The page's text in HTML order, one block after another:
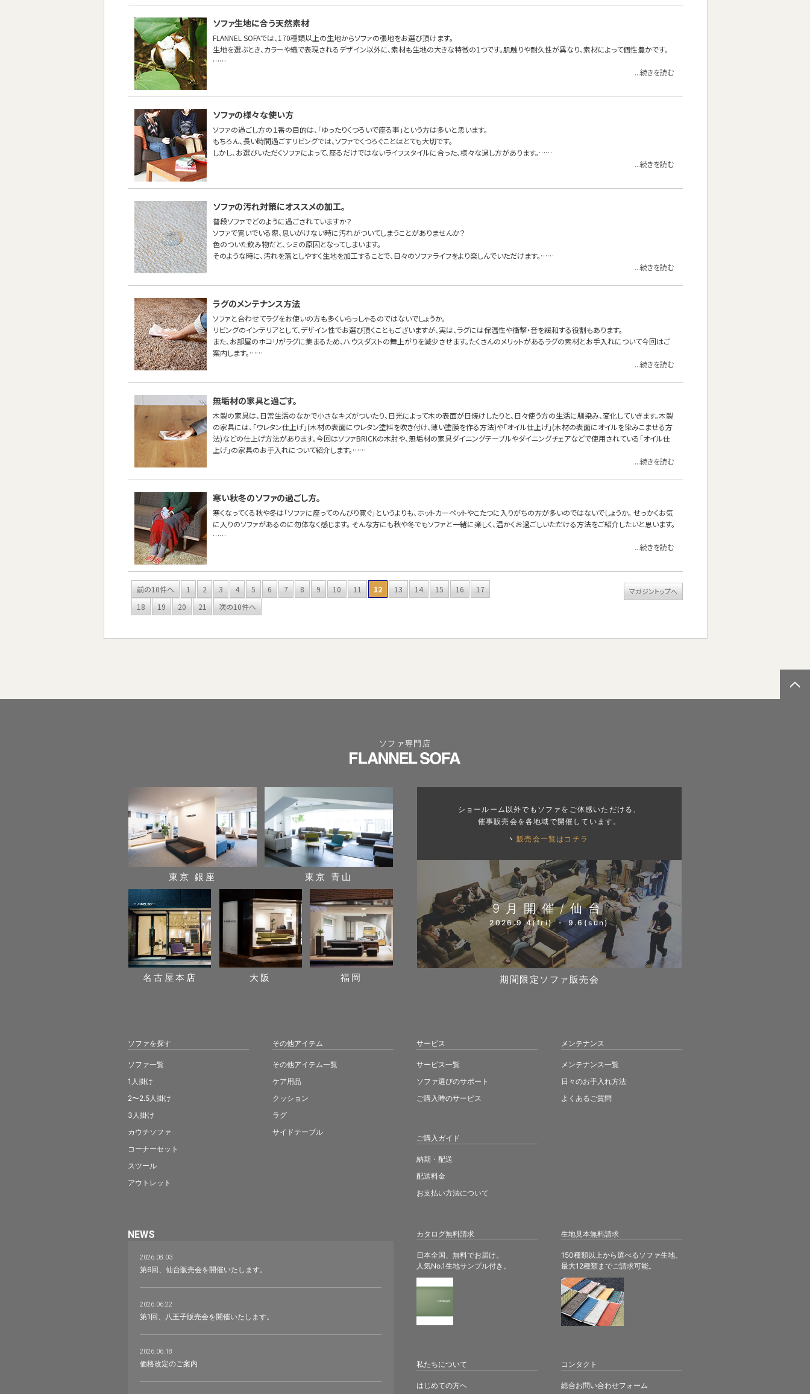
ソファ生地に合う天然素材
FLANNEL SOFAでは、170種類以上の生地からソファの張地をお選び頂けます。
生地を選ぶとき、カラーや織で表現されるデザイン以外に、素材も生地の大きな特徴の1つです。肌触りや耐久性が異なり、素材によって個性豊かです。
……
...続きを読む
ソファの様々な使い方
ソファの過ごし方の１番の目的は、「ゆったりくつろいで座る事」という方は多いと思います。
もちろん、長い時間過ごすリビングでは、ソファでくつろぐことはとても大切です。
しかし、お選びいただくソファによって、座るだけではないライフスタイルに合った、様々な過し方があります。……
...続きを読む
ソファの汚れ対策にオススメの加工。
普段ソファでどのように過ごされていますか？
ソファで寛いでいる際、思いがけない時に汚れがついてしまうことがありませんか？
色のついた飲み物だと、シミの原因となってしまいます。
そのような時に、汚れを落としやすく生地を加工することで、日々のソファライフをより楽しんでいただけます。……
...続きを読む
ラグのメンテナンス方法
ソファと合わせてラグをお使いの方も多くいらっしゃるのではないでしょうか。
リビングのインテリアとして、デザイン性でお選び頂くこともございますが、実は、ラグには保温性や衝撃・音を緩和する役割もあります。
また、お部屋のホコリがラグに集まるため、ハウスダストの舞上がりを減少させます。たくさんのメリットがあるラグの素材とお手入れについて今回はご
案内します。……
...続きを読む
無垢材の家具と過ごす。
木製の家具は、日常生活のなかで小さなキズがついたり、日光によって木の表面が日焼けしたりと、日々使う方の生活に馴染み、変化していきます。木製
の家具には、「ウレタン仕上げ」(木材の表面にウレタン塗料を吹き付け、薄い塗膜を作る方法)や「オイル仕上げ」(木材の表面にオイルを染みこませる方
法)などの仕上げ方法があります。今回はソファBRICKの木肘や、無垢材の家具ダイニングテーブルやダイニングチェアなどで使用されている「オイル仕
上げ」の家具のお手入れについて紹介します。……
...続きを読む
寒い秋冬のソファの過ごし方。
寒くなってくる秋や冬は「ソファに座ってのんびり寛ぐ」というよりも、ホットカーペットやこたつに入りがちの方が多いのではないでしょうか。 せっかくお気
に入りのソファがあるのに勿体なく感じます。 そんな方にも秋や冬でもソファと一緒に楽しく、温かくお過ごしいただける方法をご紹介したいと思います。
……
...続きを読む
前の10件へ 1 2 3 4 5 6 7 8 9 10 11 12 13 14 15 16
17
18
19 20 21 次の10件へ
マガジントップへ
ソファ専門店
カタログ無料請求
日本全国、無料でお届け。
人気No.1生地サンプル付き。
生地見本無料請求
150種類以上から選べるソファ生地。
最大12種類までご請求可能。
東京 銀座 東京 青山
名古屋本店 大阪 福岡
ショールーム以外でもソファをご体感いただける、
催事販売会を各地域で開催しています。
販売会一覧はコチラ
9月開催/仙台
2026.9.4(fri) ・ 9.6(sun)
期間限定ソファ販売会
ソファを探す
ソファ一覧
1人掛け
2〜2.5人掛け
3人掛け
カウチソファ
コーナーセット
スツール
アウトレット
その他アイテム
その他アイテム一覧
ケア用品
クッション
ラグ
サイドテーブル
サービス
サービス一覧
ソファ選びのサポート
ご購入時のサービス
ご購入ガイド
納期・配送
配送料金
お支払い方法について
メンテナンス
メンテナンス一覧
日々のお手入れ方法
よくあるご質問
NEWS
2026.08.03
第6回、仙台販売会を開催いたします。
2026.06.22
第1回、八王子販売会を開催いたします。
2026.06.18
価格改定のご案内 私たちについて
はじめての方へ
コンタクト
総合お問い合わせフォーム